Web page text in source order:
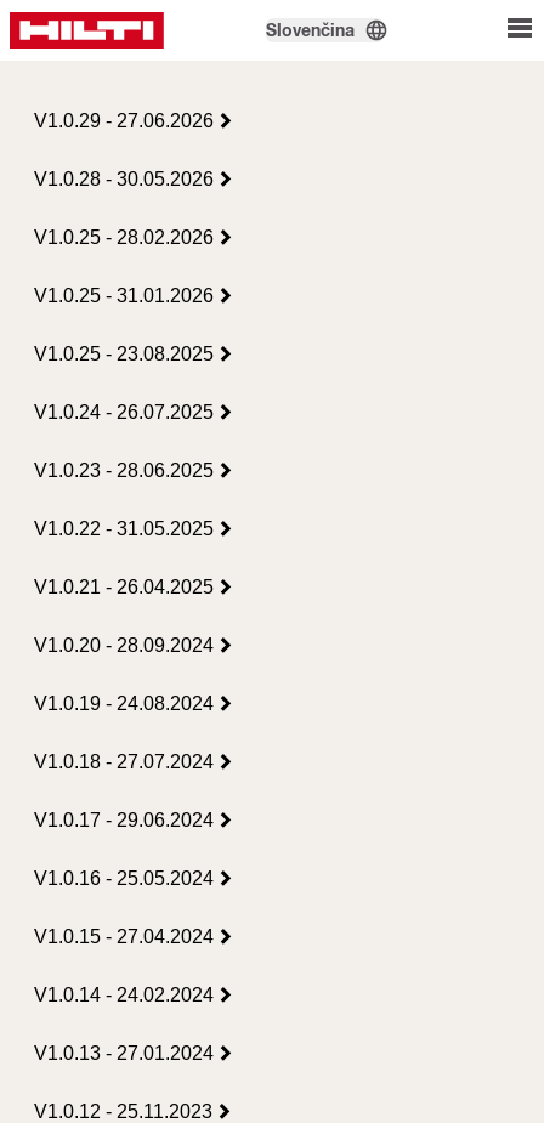
Slovenčina
V1.0.29 - 27.06.2026
V1.0.28 - 30.05.2026
V1.0.25 - 28.02.2026
V1.0.25 - 31.01.2026
V1.0.25 - 23.08.2025
V1.0.24 - 26.07.2025
V1.0.23 - 28.06.2025
V1.0.22 - 31.05.2025
V1.0.21 - 26.04.2025
V1.0.20 - 28.09.2024
V1.0.19 - 24.08.2024
V1.0.18 - 27.07.2024
V1.0.17 - 29.06.2024
V1.0.16 - 25.05.2024
V1.0.15 - 27.04.2024
V1.0.14 - 24.02.2024
V1.0.13 - 27.01.2024
V1.0.12 - 25.11.2023